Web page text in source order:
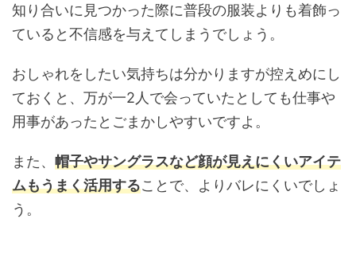
知り合いに見つかった際に普段の服装よりも着飾っ
ていると不信感を与えてしまうでしょう。
おしゃれをしたい気持ちは分かりますが控えめにし
ておくと、万が一2人で会っていたとしても仕事や
用事があったとごまかしやすいですよ。
また、 帽子やサングラスなど顔が見えにくいアイテ
ムもうまく活用することで、よりバレにくいでしょ
う。